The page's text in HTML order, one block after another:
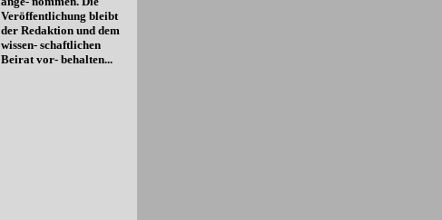
Veröffentlichung bleibt
der Redaktion und dem
wissen- schaftlichen
Beirat vor- behalten...